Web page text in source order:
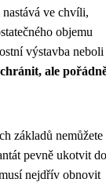
ve chvíli,
objemu
výstavba neboli
ale
základů nemůžete
pevně ukotvit do
nejdřív obnovit